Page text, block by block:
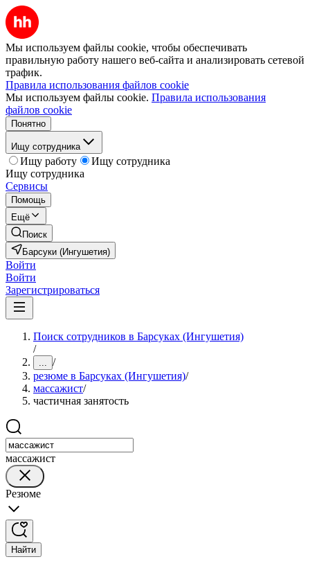
Мы используем файлы cookie, чтобы обеспечивать
правильную работу нашего веб-сайта и анализировать сетевой
трафик.
Правила использования файлов cookie
Мы используем файлы cookie. Правила использования
файлов cookie
Понятно
Ищу сотрудника
Ищу работу
Ищу сотрудника
Ищу сотрудника
Сервисы
Помощь
Ещё
Поиск
Барсуки (Ингушетия)
Войти
Войти
Зарегистрироваться
Поиск сотрудников в Барсуках (Ингушетия)
/
... /
резюме в Барсуках (Ингушетия)/
массажист/
частичная занятость
массажист
Резюме
Найти